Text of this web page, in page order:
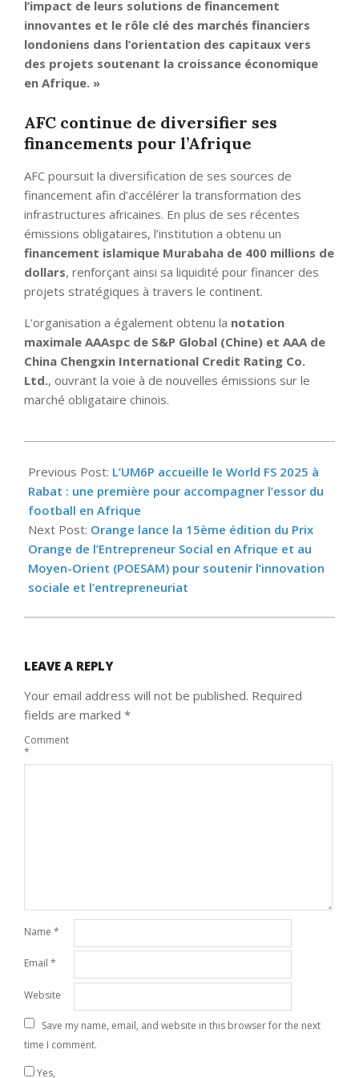
l’impact de leurs solutions de financement
innovantes et le rôle clé des marchés financiers
londoniens dans l’orientation des capitaux vers
des projets soutenant la croissance économique
en Afrique. »
AFC continue de diversifier ses
financements pour l’Afrique
AFC poursuit la diversification de ses sources de
financement afin d’accélérer la transformation des
infrastructures africaines. En plus de ses récentes
émissions obligataires, l’institution a obtenu un
financement islamique Murabaha de 400 millions de
dollars, renforçant ainsi sa liquidité pour financer des
projets stratégiques à travers le continent.
L’organisation a également obtenu la notation
maximale AAAspc de S&P Global (Chine) et AAA de
China Chengxin International Credit Rating Co.
Ltd., ouvrant la voie à de nouvelles émissions sur le
marché obligataire chinois.
03-
10
Previous Post: L’UM6P accueille le World FS 2025 à
Rabat : une première pour accompagner l’essor du
football en Afrique
Next Post: Orange lance la 15ème édition du Prix
Orange de l’Entrepreneur Social en Afrique et au
Moyen-Orient (POESAM) pour soutenir l’innovation
sociale et l’entrepreneuriat
LEAVE A REPLY
Your email address will not be published. Required
fields are marked *
Comment
*
Name *
Email *
Website
Save my name, email, and website in this browser for the next
time I comment.
Yes,